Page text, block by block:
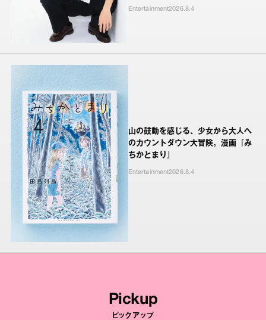
Entertainment2026.8.4
山の鼓動を感じる、少女から大人へ
のカウントダウン大冒険。漫画『み
ちかとまり』
Entertainment2026.8.4
Pickup
ピックアップ